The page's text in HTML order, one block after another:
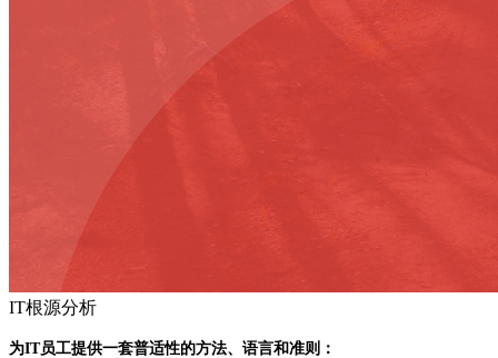
IT根源分析
为IT员工提供一套普适性的方法、语言和准则：